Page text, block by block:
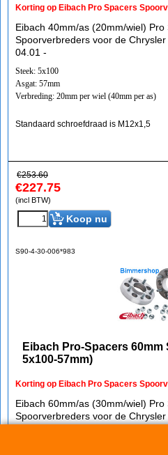
Korting op Eibach Pro Spacers
Eibach 40mm/as (20mm/wiel)
Spoorverbreders voor de
04.01 -
Steek: 5x100
Asgat: 57mm
Verbreding: 20mm per wiel (40mm per as)
Standaard schroefdraad is M12x1,5
€253.60
€227.75
(incl BTW)
Koop nu
S90-4-30-006*983
Eibach Pro-Spacers 60mm
5x100-57mm)
Korting op Eibach Pro Spacers
Eibach 60mm/as (30mm/wiel)
Spoorverbreders voor de